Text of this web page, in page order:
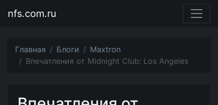
nfs.com.ru
Главная Блоги
Maxtron
Впечатления от Midnight Club: Los Angeles